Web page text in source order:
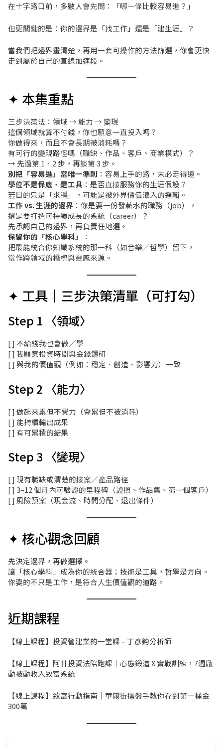
在十字路口前，多數人會先問：「哪一條比較容易進？」
但更關鍵的是：你的邊界是「找工作」還是「建生涯」？
當我們把邊界畫清楚，再用一套可操作的方法篩選，你會更快
走到屬於自己的直線加速段。
✦ 本集重點
三步決策法：領域 → 能力 → 變現
這個領域就算不付錢，你也願意一直投入嗎？
你做得來，而且不會長期被消耗嗎？
有可行的變現路徑嗎（職缺、作品、客戶、商業模式）？
→ 先過第 1、2 步，再談第 3 步。
別把「容易進」當唯一準則 ：容易上手的路，未必走得遠。
學位不是保底、是工具：是否直接服務你的生涯假設？
若目的只是「求穩」，可能是被外界價值灌入的邏輯。
工作 vs. 生涯的邊界：你是要一份發薪水的職務（job），
還是要打造可持續成長的系統（career）？
先承認自己的邊界，再負責任地選。
保留你的「核心學科」
：
把最能統合你知識系統的那一科（如音樂／哲學）留下，
當作跨領域的橋樑與靈感來源。
✦ 工具｜三步決策清單（可打勾）
Step 1 〈領域〉
[ ] 不給錢我也會做／學
[ ] 我願意投資時間與金錢鑽研
[ ] 與我的價值觀（例如：穩定、創造、影響力）一致
Step 2 〈能力〉
[ ] 做起來累但不費力（會累但不被消耗）
[ ] 能持續輸出成果
[ ] 有可累積的結果
Step 3 〈變現〉
[ ] 現有職缺或清楚的接案／產品路徑
[ ] 3–12 個月內可驗證的里程碑（證照、作品集、第一個客戶）
[ ] 風險預案（現金流、時間分配、退出條件）
✦ 核心觀念回顧
先決定邊界，再做選擇。
讓「核心學科」成為你的統合器；技術是工具，哲學是方向。
你要的不只是工作，是符合人生價值觀的道路。
近期課程
【線上課程】投資營建業的一堂課 – 丁彥鈞分析師
【線上課程】阿甘投資法陪跑課｜心態鍛造 X 實戰訓練，7週啟
動被動收入致富系統
【線上課程】致富行動指南｜華爾街操盤手教你存到第一桶金
300萬